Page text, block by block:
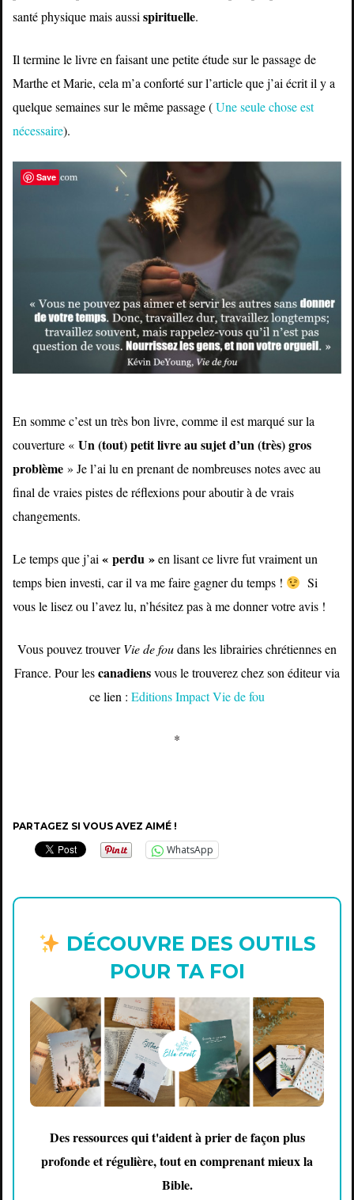
santé physique mais aussispirituelle.
Il termine le livre en faisant une petite étude sur le passage de
Marthe et Marie, cela m’a conforté sur l’article que j’ai écrit il y a
quelque semaines sur le même passage (Une seule chose est
nécessaire).
En somme c’est un très bon livre, comme il est marqué sur la
couverture «Un (tout) petit livre au sujet d’un (très) gros
problème » Je l’ai lu en prenant de nombreuses notes avec au
final de vraies pistes de réflexions pour aboutir à de vrais
changements.
Le temps que j’ai« perdu »en lisant ce livre fut vraiment un
temps bien investi, car il va me faire gagner du temps !
Si
vous le lisez ou l’avez lu, n’hésitez pas à me donner votre avis !
Vous pouvez trouverVie de foudans les librairies chrétiennes en
France. Pour lescanadiensvous le trouverez chez son éditeur via
ce lien : Editions Impact Vie de fou
*
PARTAGEZ SI VOUS AVEZ AIMÉ !
WhatsApp
DÉCOUVRE DES OUTILS
POUR TA FOI
Des ressources qui t'aident à prier de façon plus
profonde et régulière, tout en comprenant mieux la
Bible.
Save